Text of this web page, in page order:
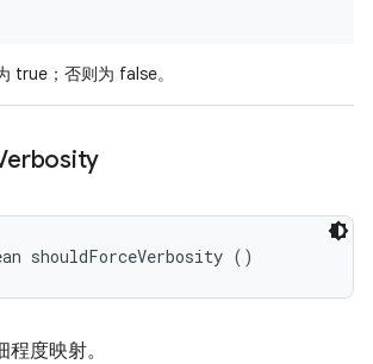
true；否则为 false。
shouldForceVerbosity ()
度映射。